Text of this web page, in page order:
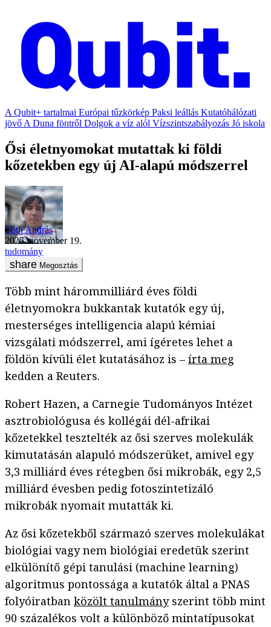
A Qubit+ tartalmai Európai tűzkörkép Paksi leállás Kutatóhálózati
jövő A Duna föntről Dolgok a víz alól Vízszintszabályozás Jó iskola
Ősi életnyomokat mutattak ki földi
kőzetekben egy új AI-alapú módszerrel
Tóth András
2025. november 19.
tudomány
Megosztás
Több mint hárommilliárd éves földi
életnyomokra bukkantak kutatók egy új,
mesterséges intelligencia alapú kémiai
vizsgálati módszerrel, ami ígéretes lehet a
földön kívüli élet kutatásához is – írta meg
kedden a Reuters.
Robert Hazen, a Carnegie Tudományos Intézet
asztrobiológusa és kollégái dél-afrikai
kőzetekkel tesztelték az ősi szerves molekulák
kimutatásán alapuló módszerüket, amivel egy
3,3 milliárd éves rétegben ősi mikrobák, egy 2,5
milliárd évesben pedig fotoszintetizáló
mikrobák nyomait mutatták ki.
Az ősi kőzetekből származó szerves molekulákat
biológiai vagy nem biológiai eredetük szerint
elkülönítő gépi tanulási (machine learning)
algoritmus pontossága a kutatók által a PNAS
folyóiratban közölt tanulmányszerint több mint
90 százalékos volt a különböző mintatípusokat